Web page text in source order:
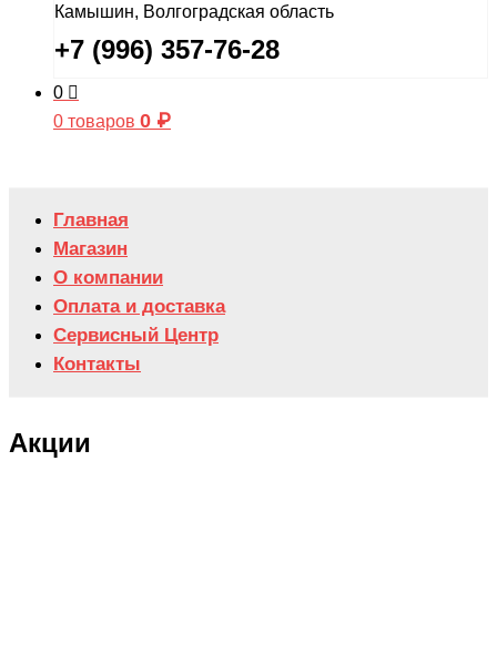
Камышин, Волгоградская область
+7 (996) 357-76-28
0
0 товаров 0 ₽
Главная
Магазин
О компании
Оплата и доставка
Сервисный Центр
Контакты
Акции